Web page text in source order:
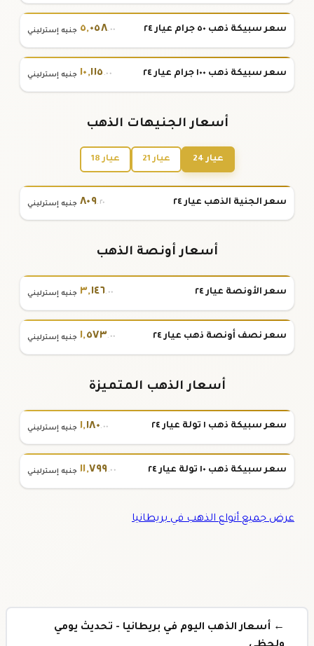
سعر سبيكة ذهب ٥٠ جرام عيار ٢٤ ٥,٠٥٨.٠٠ جنيه إسترليني
سعر سبيكة ذهب ١٠٠ جرام عيار ٢٤ ١٠,١١٥ .٠٠ جنيه إسترليني
أسعار الجنيهات الذهب
عيار 24 عيار 21 عيار 18
سعر الجنية الذهب عيار ٢٤ ٨٠٩.٢٠ جنيه إسترليني
أسعار أونصة الذهب
سعر الأونصة عيار ٢٤ ٣,١٤٦.٠٠ جنيه إسترليني
سعر نصف أونصة ذهب عيار ٢٤ ١,٥٧٣.٠٠ جنيه إسترليني
أسعار الذهب المتميزة
سعر سبيكة ذهب ١ تولة عيار ٢٤ ١,١٨٠.٠٠ جنيه إسترليني
سعر سبيكة ذهب ١٠ تولة عيار ٢٤ ١١,٧٩٩.٠٠ جنيه إسترليني
عرض جميع أنواع الذهب في بريطانيا
← أسعار الذهب اليوم في بريطانيا - تحديث يومي